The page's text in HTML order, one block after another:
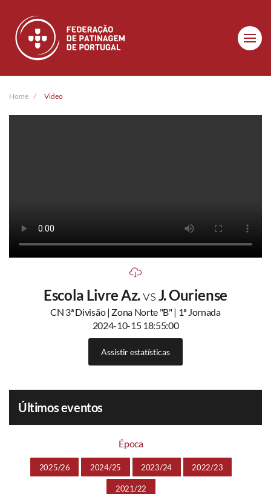
Skip to main content
Home Video
Escola Livre Az.vsJ. Ouriense
CN 3ª Divisão | Zona Norte "B" | 1ª Jornada
2024-10-15 18:55:00
Assistir estatísticas
Últimos eventos
Época
2025/26 2024/25 2023/24 2022/23
2021/22